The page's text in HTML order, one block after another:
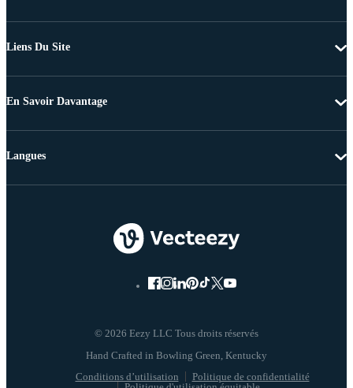
Liens Du Site
En Savoir Davantage
© 2026 Eezy LLC Tous droits réservés
Conditions d’utilisation
Politique de confidentialité
Langues